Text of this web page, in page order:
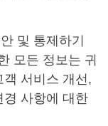
및 통제하기
모든 정보는 귀
서비스 개선,
경 사항에 대한